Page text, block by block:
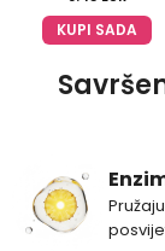
KUPI SADA